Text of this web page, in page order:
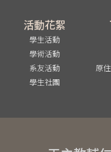
活動花絮
學生活動
學術活動
系友活動
學生社團
原